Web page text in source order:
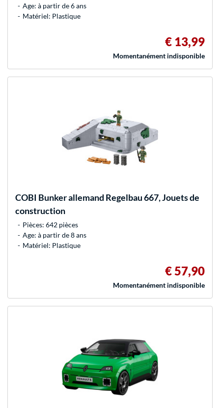
Age: à partir de 6 ans
Matériel: Plastique
€ 13,99
Momentanément indisponible
COBI Bunker allemand Regelbau 667, Jouets de
construction
Pièces: 642 pièces
Age: à partir de 8 ans
Matériel: Plastique
€ 57,90
Momentanément indisponible